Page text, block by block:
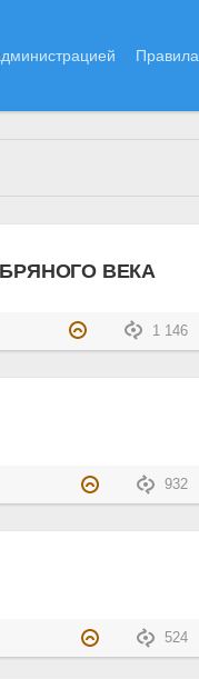
Правила
ВЕКА
1 146
932
524